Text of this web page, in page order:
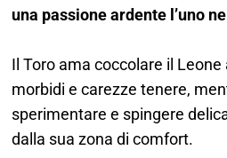
una passione ardente l’uno
Il Toro ama coccolare il
morbidi e carezze tenere,
sperimentare e spingere
dalla sua zona di comfort.